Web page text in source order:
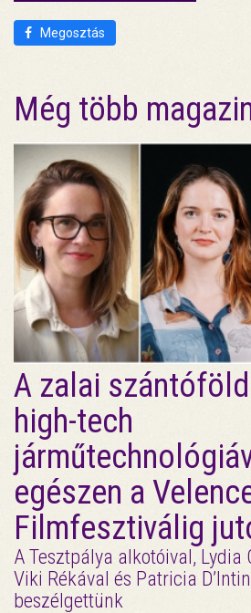
Megosztás
Még több
A zalai
high-tech
egészen a
Filmfesztiválig
A Tesztpálya alkotóival, Lydia
Viki Rékával és Patricia
beszélgettünk